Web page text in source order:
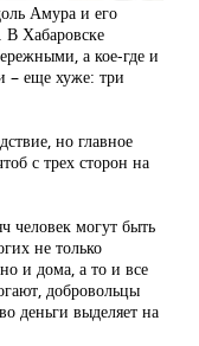
Амура и его
В Хабаровске
а кое-где и
– еще хуже: три
но главное
с трех сторон на
человек могут быть
не только
и дома, а то и все
добровольцы
деньги выделяет на